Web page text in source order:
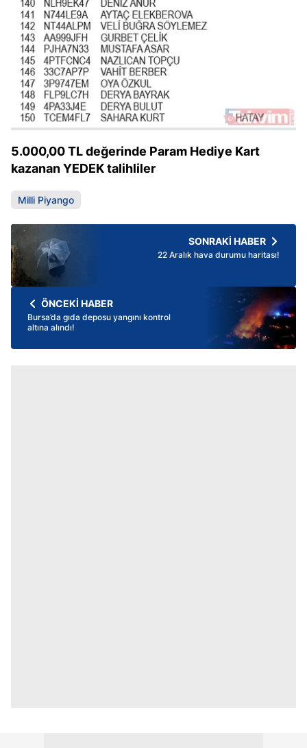
5.000,00 TL değerinde Param Hediye Kart
kazanan YEDEK talihliler
Milli Piyango
SONRAKİ HABER
22 Aralık hava durumu haritası!
ÖNCEKİ HABER
Bursa’da gıda deposu yangını kontrol
altına alındı!